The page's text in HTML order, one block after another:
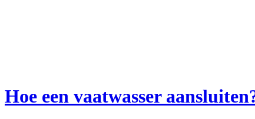
Hoe een vaatwasser